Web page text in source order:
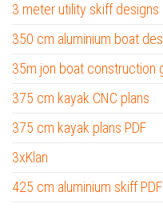
3 meter utility skiff designs
350 cm aluminium boat
35m jon boat construction
375 cm kayak CNC plans
375 cm kayak plans PDF
3xKlan
425 cm aluminium skiff PDF